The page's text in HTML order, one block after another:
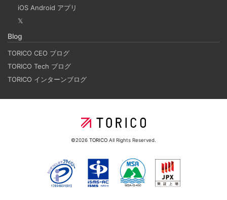
Django Channels の機能を使って、簡易的な複数人お絵か
きアプリを作るチュートリアルです。(社内勉強会カリキュ
ラム） 他のクライアントの操作を、WebSocket を使って
のようなものを作ります。
し、更新するバッチ処理の中で、LIMIT OFFSET を使って
1000件程度づつループする時、処理内容によっては全件走
査されずに漏れが発生する場合があります。その内容の説
明と解決方法を書いています。
iOS Android アプリ
𝕏
Blog
TORICO CEO ブログ
TORICO Tech ブログ
TORICO インターンブログ
©2026 TORICO All Rights Reserved.